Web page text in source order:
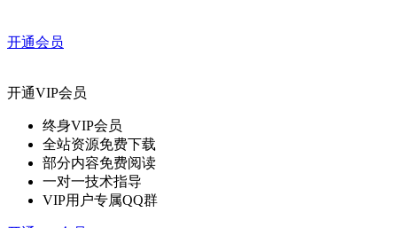
开通会员
开通VIP会员
终身VIP会员
全站资源免费下载
部分内容免费阅读
一对一技术指导
VIP用户专属QQ群